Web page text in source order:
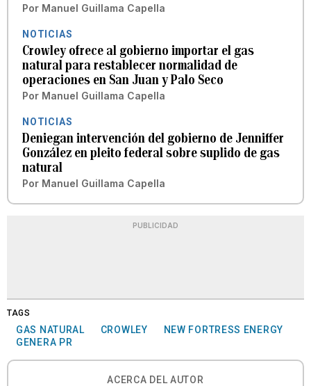
Por Manuel Guillama Capella
NOTICIAS
Crowley ofrece al gobierno importar el gas
natural para restablecer normalidad de
operaciones en San Juan y Palo Seco
Por Manuel Guillama Capella
NOTICIAS
Deniegan intervención del gobierno de Jenniffer
González en pleito federal sobre suplido de gas
natural
Por Manuel Guillama Capella
PUBLICIDAD
TAGS
GAS NATURAL CROWLEY
NEW FORTRESS ENERGY
GENERA PR
ACERCA DEL AUTOR